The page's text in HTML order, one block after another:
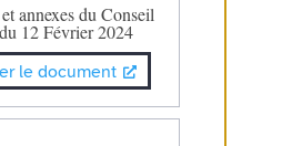
annexes du Conseil
12 Février 2024
le document